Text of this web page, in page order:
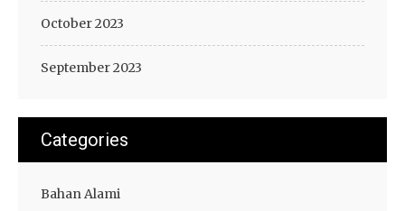
October 2023
September 2023
Categories
Bahan Alami